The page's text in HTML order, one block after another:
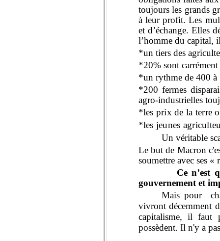
toujours les grands
à leur profit.Les
et d’échange. Elles
l’homme du capital, i
*un tiers des
*20% sont
*un rythme de 400 à
*200 fermes
agro-industrielles
*les prix de la terre
*les jeunes
Un véritable
Le but de Macron
soumettre avec ses «
Ce n’est
gouvernement et
Mais pour
vivront décemment
capitalisme, il faut
possèdent. Il n'y a